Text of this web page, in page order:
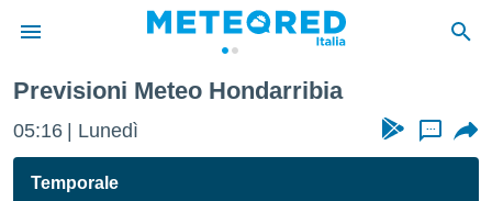
di
Previsioni Meteo Hondarribia
05:16 Lunedì ...
Temporale